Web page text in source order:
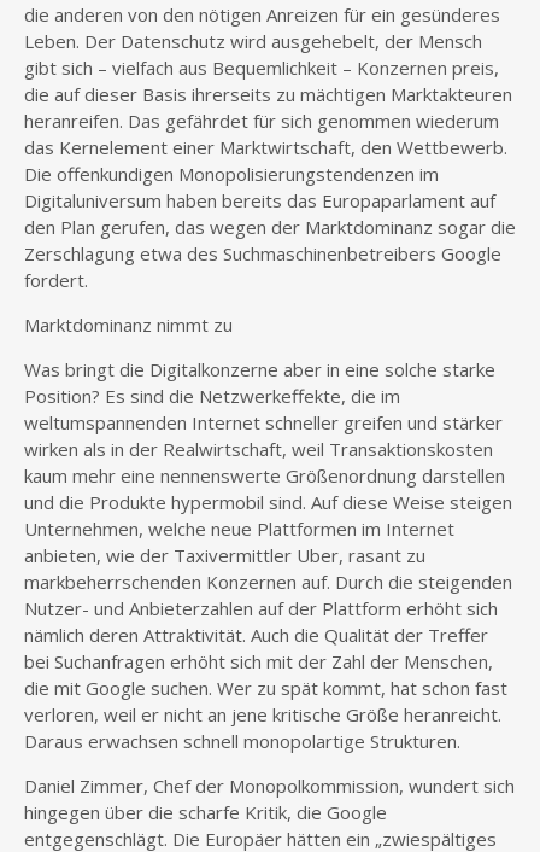
die anderen von den nötigen Anreizen für ein gesünderes
Leben. Der Datenschutz wird ausgehebelt, der Mensch
gibt sich – vielfach aus Bequemlichkeit – Konzernen preis,
die auf dieser Basis ihrerseits zu mächtigen Marktakteuren
heranreifen. Das gefährdet für sich genommen wiederum
das Kernelement einer Marktwirtschaft, den Wettbewerb.
Die offenkundigen Monopolisierungstendenzen im
Digitaluniversum haben bereits das Europaparlament auf
den Plan gerufen, das wegen der Marktdominanz sogar die
Zerschlagung etwa des Suchmaschinenbetreibers Google
fordert.
Marktdominanz nimmt zu
Was bringt die Digitalkonzerne aber in eine solche starke
Position? Es sind die Netzwerkeffekte, die im
weltumspannenden Internet schneller greifen und stärker
wirken als in der Realwirtschaft, weil Transaktionskosten
kaum mehr eine nennenswerte Größenordnung darstellen
und die Produkte hypermobil sind. Auf diese Weise steigen
Unternehmen, welche neue Plattformen im Internet
anbieten, wie der Taxivermittler Uber, rasant zu
markbeherrschenden Konzernen auf. Durch die steigenden
Nutzer- und Anbieterzahlen auf der Plattform erhöht sich
nämlich deren Attraktivität. Auch die Qualität der Treffer
bei Suchanfragen erhöht sich mit der Zahl der Menschen,
die mit Google suchen. Wer zu spät kommt, hat schon fast
verloren, weil er nicht an jene kritische Größe heranreicht.
Daraus erwachsen schnell monopolartige Strukturen.
Daniel Zimmer, Chef der Monopolkommission, wundert sich
hingegen über die scharfe Kritik, die Google
entgegenschlägt. Die Europäer hätten ein „zwiespältiges